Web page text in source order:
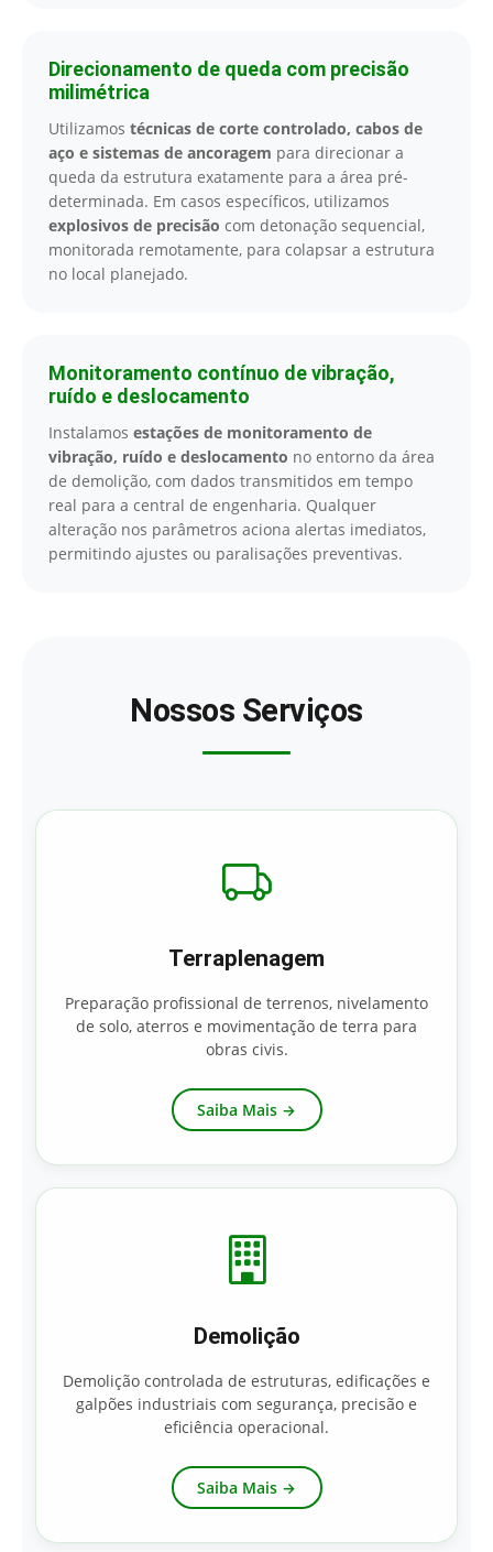
Direcionamento de queda com precisão
milimétrica
Utilizamos técnicas de corte controlado, cabos de
aço e sistemas de ancoragem para direcionar a
queda da estrutura exatamente para a área pré-
determinada. Em casos específicos, utilizamos
explosivos de precisão com detonação sequencial,
monitorada remotamente, para colapsar a estrutura
no local planejado.
Monitoramento contínuo de vibração,
ruído e deslocamento
Instalamos estações de monitoramento de
vibração, ruído e deslocamento no entorno da área
de demolição, com dados transmitidos em tempo
real para a central de engenharia. Qualquer
alteração nos parâmetros aciona alertas imediatos,
permitindo ajustes ou paralisações preventivas.
Nossos Serviços
Terraplenagem
Preparação profissional de terrenos, nivelamento
de solo, aterros e movimentação de terra para
obras civis.
Saiba Mais →
Demolição
Demolição controlada de estruturas, edificações e
galpões industriais com segurança, precisão e
eficiência operacional.
Saiba Mais →